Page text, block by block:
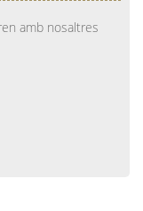
amb nosaltres